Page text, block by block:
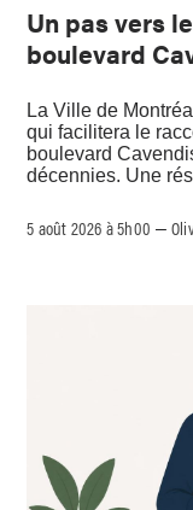
Un pas vers
boulevard
La Ville de
qui facilitera le
boulevard
décennies. Une
5 août 2026 à 5h00 –